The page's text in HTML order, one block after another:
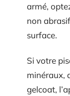
armé,
non
surface.
Si votre
minéraux,
gelcoat,